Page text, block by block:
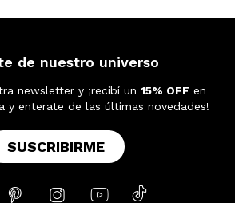
de nuestro universo
newsletter y ¡recibí un 15% OFF en
y enterate de las últimas novedades!
SUSCRIBIRME
   